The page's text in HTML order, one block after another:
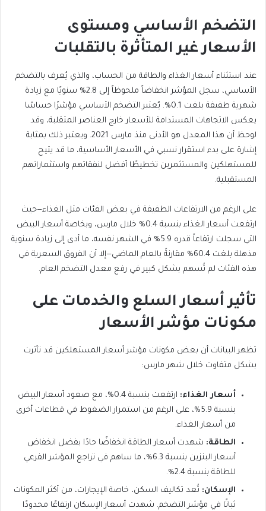
التضخم الأساسي ومستوى
الأسعار غير المتأثرة بالتقلبات
عند استثناء أسعار الغذاء والطاقة من الحساب، والذي يُعرف بالتضخم
الأساسي، سجل المؤشر انخفاضاً ملحوظاً إلى 2.8% سنويًا مع زيادة
شهرية طفيفة بلغت 0.1%. يُعتبر التضخم الأساسي مؤشرًا حساسًا
يعكس الاتجاهات المستدامة للأسعار خارج العناصر المتقلبة، وقد
لوحظ أن هذا المعدل هو الأدنى منذ مارس 2021. ويعتبر ذلك بمثابة
إشارة على بدء استقرار نسبي في الأسعار الأساسية، ما قد يتيح
للمستهلكين والمستثمرين تخطيطًا أفضل لنفقاتهم واستثماراتهم
المستقبلية.
على الرغم من الارتفاعات الطفيفة في بعض الفئات مثل الغذاء—حيث
ارتفعت أسعار الغذاء بنسبة 0.4% خلال مارس، وبخاصة أسعار البيض
التي سجلت ارتفاعاً قدره 5.9% في الشهر نفسه، ما أدى إلى زيادة سنوية
مذهلة بلغت 60.4% مقارنةً بالعام الماضي—إلا أن الفروق السعرية في
هذه الفئات لم تُسهم بشكل كبير في رفع معدل التضخم العام.
تأثير أسعار السلع والخدمات على
مكونات مؤشر الأسعار
تظهر البيانات أن بعض مكونات مؤشر أسعار المستهلكين قد تأثرت
بشكل متفاوت خلال شهر مارس:
أسعار الغذاء:
ارتفعت بنسبة 0.4%، مع صعود أسعار البيض
بنسبة 5.9%، على الرغم من استمرار الضغوط في قطاعات أخرى
من أسعار الغذاء.
الطاقة: شهدت أسعار الطاقة انخفاضًا حادًا بفضل انخفاض
أسعار البنزين بنسبة 6.3%، ما ساهم في تراجع المؤشر الفرعي
للطاقة بنسبة 2.4%.
الإسكان: تُعد تكاليف السكن، خاصة الإيجارات، من أكثر المكونات
ثباتًا في مؤشر التضخم. شهدت أسعار الإسكان ارتفاعًا محدودًا